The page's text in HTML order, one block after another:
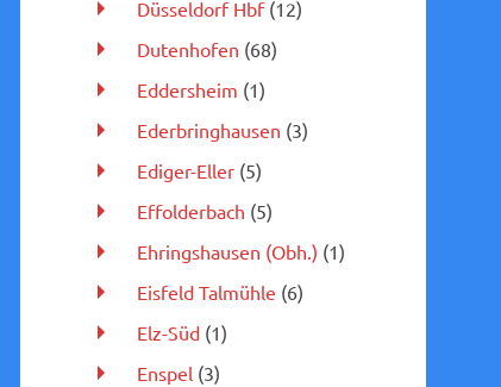
Düsseldorf Hbf(12)
Dutenhofen (68)
Eddersheim (1)
Ederbringhausen (3)
Ediger-Eller(5)
Effolderbach (5)
Ehringshausen (Obh.) (1)
Eisfeld Talmühle (6)
Elz-Süd(1)
Enspel(3)